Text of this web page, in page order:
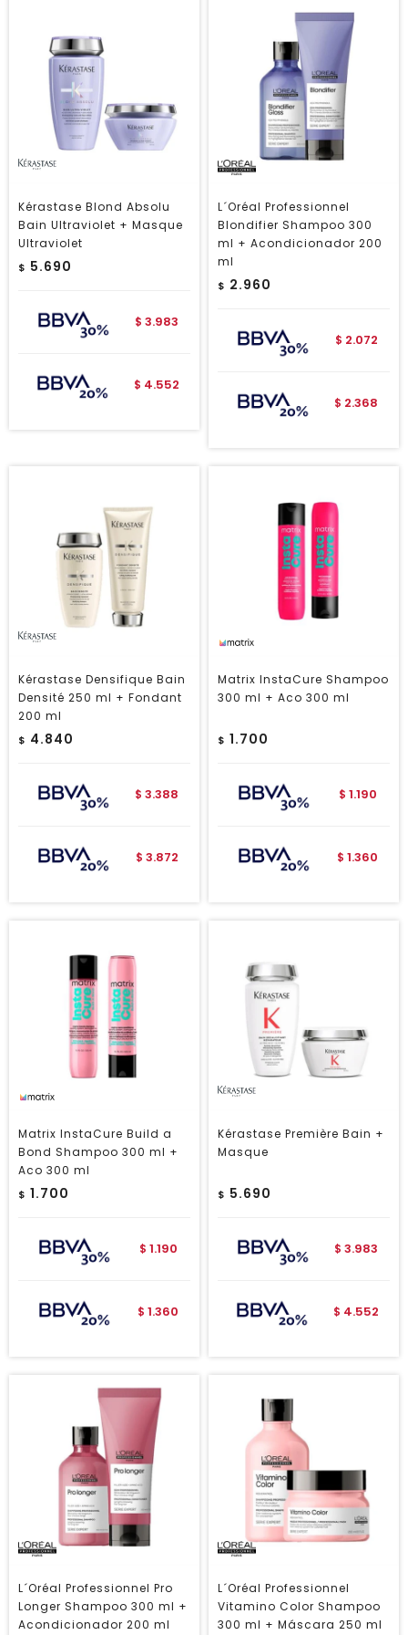
Kérastase Blond Absolu
Bain Ultraviolet + Masque
Ultraviolet
$ 5.690
$ 3.983
$ 4.552
L´Oréal Professionnel
Blondifier Shampoo 300
ml + Acondicionador 200
ml
$ 2.960
$ 2.072
$ 2.368
Kérastase Densifique Bain
Densité 250 ml + Fondant
200 ml
$ 4.840
$ 3.388
$ 3.872
Matrix InstaCure Shampoo
300 ml + Aco 300 ml
$ 1.700
$ 1.190
$ 1.360
Matrix InstaCure Build a
Bond Shampoo 300 ml +
Aco 300 ml
$ 1.700
$ 1.190
$ 1.360
Kérastase Première Bain +
Masque
$ 5.690
$ 3.983
$ 4.552
L´Oréal Professionnel Pro
Longer Shampoo 300 ml +
Acondicionador 200 ml
L´Oréal Professionnel
Vitamino Color Shampoo
300 ml + Máscara 250 ml